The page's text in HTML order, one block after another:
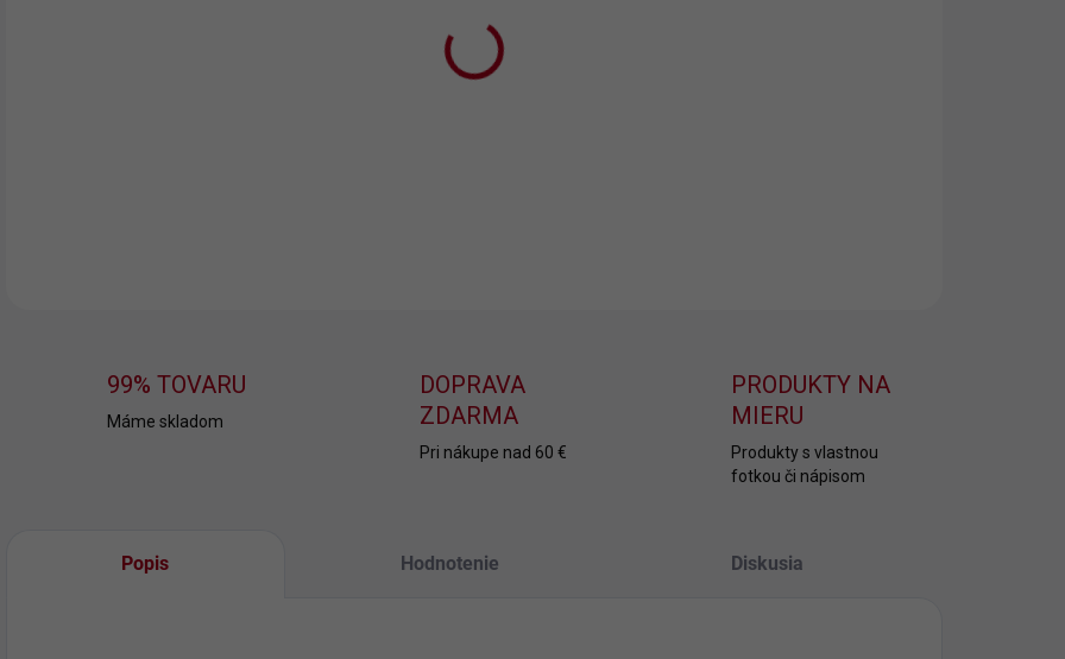
MÔŽEME DORUČIŤ DO:
MOŽNOSTI DORUČENIA
99% TOVARU
Máme skladom
DOPRAVA
ZDARMA
Pri nákupe nad 60 €
PRODUKTY NA
MIERU
Produkty s vlastnou
fotkou či nápisom
Popis Hodnotenie Diskusia